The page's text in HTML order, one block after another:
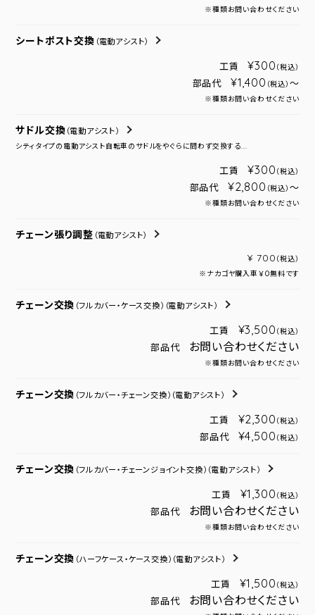
※種類お問い合わせください
シートポスト交換 （電動アシスト）
工賃 ¥300 （税込）
部品代 ¥1,400 （税込） ～
※種類お問い合わせください
サドル交換 （電動アシスト）
シティタイプの電動アシスト自転車のサドルをやぐらに問わず交換する...
工賃 ¥300 （税込）
部品代 ¥2,800 （税込） ～
※種類お問い合わせください
チェーン張り調整 （電動アシスト）
¥ 700 （税込）
※ナカゴヤ購入車￥０無料です
チェーン交換 （フルカバー・ケース交換） （電動アシスト）
工賃 ¥3,500 （税込）
部品代 お問い合わせください
※種類お問い合わせください
チェーン交換 （フルカバー・チェーン交換） （電動アシスト）
工賃 ¥2,300 （税込）
部品代 ¥4,500 （税込）
チェーン交換 （フルカバー・チェーンジョイント交換） （電動アシスト）
工賃 ¥1,300 （税込）
部品代 お問い合わせください
※種類お問い合わせください
チェーン交換 （ハーフケース・ケース交換） （電動アシスト）
工賃 ¥1,500 （税込）
部品代 お問い合わせください